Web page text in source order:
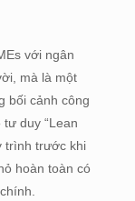
với ngân
mà là một
bối cảnh công
duy “Lean
trình trước khi
hoàn toàn có